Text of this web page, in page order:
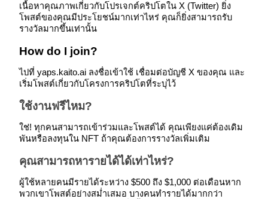
ลงทุนอัตโนมัติ
คว้าผลกำไรระยะยาวและผลประโยชน์ที่ยืดหยุ่น
เนื้อหาคุณภาพเกี่ยวกับโปรเจกต์คริปโตใน X (Twitter) ยิ่ง
โพสต์ของคุณมีประโยชน์มากเท่าไหร่ คุณก็ยิ่งสามารถรับ
รางวัลมากขึ้นเท่านั้น
How do I join?
ไปที่ yaps.kaito.ai ลงชื่อเข้าใช้ เชื่อมต่อบัญชี X ของคุณ และ
เริ่มโพสต์เกี่ยวกับโครงการคริปโตที่ระบุไว้
ใช้งานฟรีไหม?
ใช่! ทุกคนสามารถเข้าร่วมและโพสต์ได้ คุณเพียงแค่ต้องเดิม
พันหรือลงทุนใน NFT ถ้าคุณต้องการรางวัลเพิ่มเติม
คุณสามารถหารายได้ได้เท่าไหร่?
ผู้ใช้หลายคนมีรายได้ระหว่าง $500 ถึง $1,000 ต่อเดือนหาก
พวกเขาโพสต์อย่างสม่ำเสมอ บางคนทำรายได้มากกว่า